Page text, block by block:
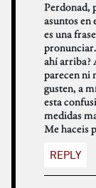
Perdonad,
asuntos en
es una
ahí arriba?
parecen ni
gusten, a
esta
medidas
Me haceis
REPLY